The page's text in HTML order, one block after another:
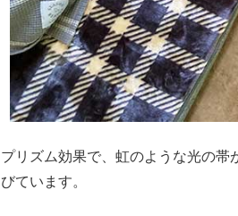
プリズム効果で、虹のような光の帯
びています。